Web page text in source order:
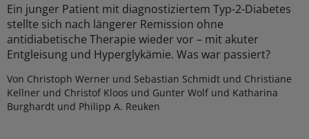
Ein junger Patient mit diagnostiziertem Typ-2-Diabetes
stellte sich nach längerer Remission ohne
antidiabetische Therapie wieder vor – mit akuter
Entgleisung und Hyperglykämie. Was war passiert?
Von Christoph Werner und Sebastian Schmidt und Christiane
Kellner und Christof Kloos und Gunter Wolf und Katharina
Burghardt und Philipp A. Reuken